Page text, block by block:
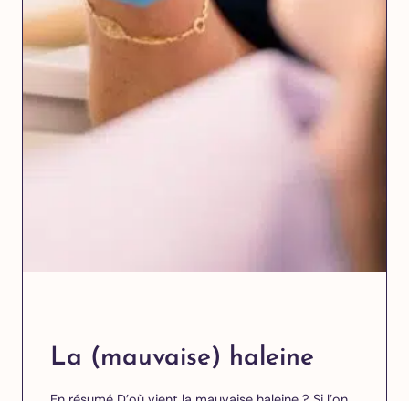
La (mauvaise) haleine